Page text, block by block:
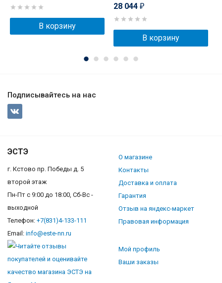
В корзину
28 044 ₽
В корзину
Подписывайтесь на нас
ЭСТЭ
г. Кстово пр. Победы д. 5
второй этаж
Пн-Пт с 9:00 до 18:00, Сб-Вс -
выходной
Телефон: +7(831)4-133-111
Email: info@este-nn.ru
О магазине
Контакты
Доставка и оплата
Гарантия
Отзыв на яндекс-маркет
Правовая информация
Мой профиль
Ваши заказы